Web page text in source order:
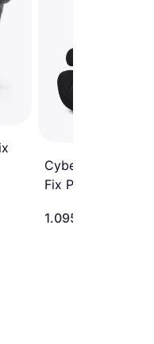
Cybex Solution X i-
Fix Pure Black
1.095 kr.